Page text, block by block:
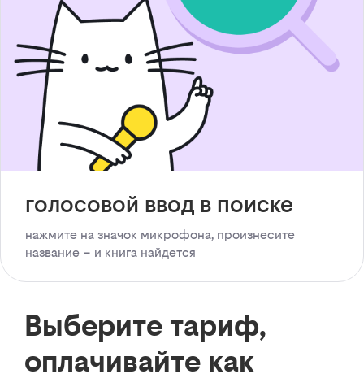
голосовой ввод в поиске
нажмите на значок микрофона, произнесите
название – и книга найдется
Выберите тариф,
оплачивайте как